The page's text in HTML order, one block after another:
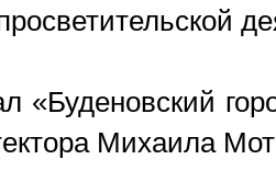
«Буденовский
Михаила